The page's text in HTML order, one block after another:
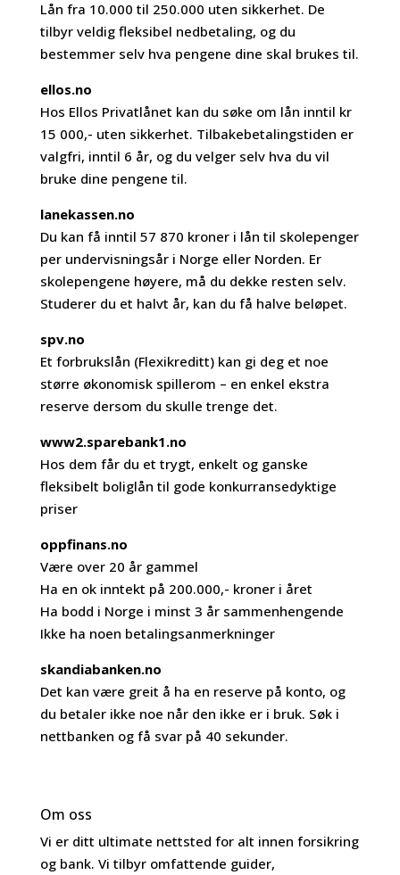
Lån fra 10.000 til 250.000 uten sikkerhet. De
tilbyr veldig fleksibel nedbetaling, og du
bestemmer selv hva pengene dine skal brukes til.
ellos.no
Hos Ellos Privatlånet kan du søke om lån inntil kr
15 000,- uten sikkerhet. Tilbakebetalingstiden er
valgfri, inntil 6 år, og du velger selv hva du vil
bruke dine pengene til.
lanekassen.no
Du kan få inntil 57 870 kroner i lån til skolepenger
per undervisningsår i Norge eller Norden. Er
skolepengene høyere, må du dekke resten selv.
Studerer du et halvt år, kan du få halve beløpet.
spv.no
Et forbrukslån (Flexikreditt) kan gi deg et noe
større økonomisk spillerom – en enkel ekstra
reserve dersom du skulle trenge det.
www2.sparebank1.no
Hos dem får du et trygt, enkelt og ganske
fleksibelt boliglån til gode konkurransedyktige
priser
oppfinans.no
Være over 20 år gammel
Ha en ok inntekt på 200.000,- kroner i året
Ha bodd i Norge i minst 3 år sammenhengende
Ikke ha noen betalingsanmerkninger
skandiabanken.no
Det kan være greit å ha en reserve på konto, og
du betaler ikke noe når den ikke er i bruk. Søk i
nettbanken og få svar på 40 sekunder.
Om oss
Vi er ditt ultimate nettsted for alt innen forsikring
og bank. Vi tilbyr omfattende guider,